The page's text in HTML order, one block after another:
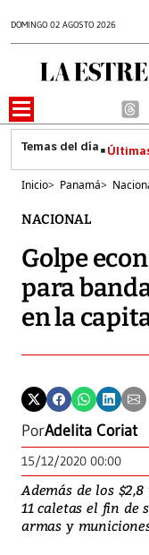
DOMINGO 02 AGOSTO 2026
Inicio> Panamá>
NACIONAL
Golpe
para
en la
PorAdelita Coriat
15/12/2020 00:00
Además de los
11 caletas el fin de
armas y